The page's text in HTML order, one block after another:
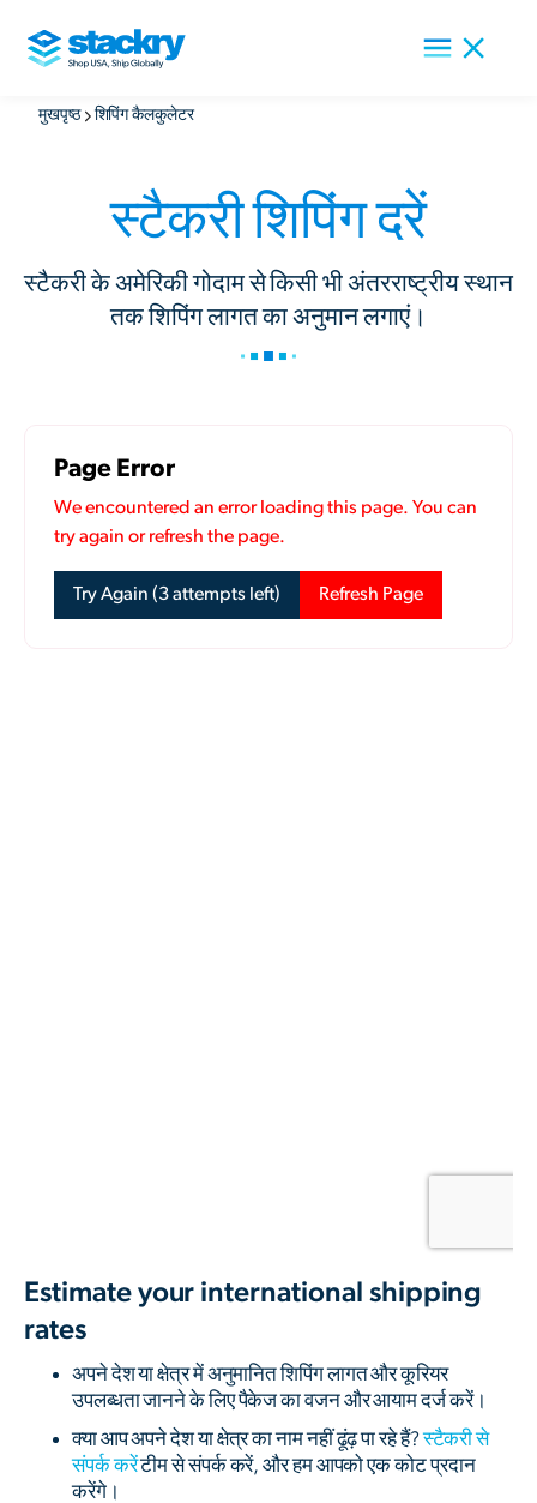
मुखपृष्ठ शिपिंग कैलकुलेटर
स्टैकरी शिपिंग दरें
स्टैकरी के अमेरिकी गोदाम से किसी भी अंतरराष्ट्रीय स्थान
तक शिपिंग लागत का अनुमान लगाएं।
Estimate your international shipping
rates
अपने देश या क्षेत्र में अनुमानित शिपिंग लागत और कूरियर
उपलब्धता जानने के लिए पैकेज का वजन और आयाम दर्ज करें।
क्या आप अपने देश या क्षेत्र का नाम नहीं ढूंढ़ पा रहे हैं?स्टैकरी से
संपर्क करेंटीम से संपर्क करें, और हम आपको एक कोट प्रदान
करेंगे।